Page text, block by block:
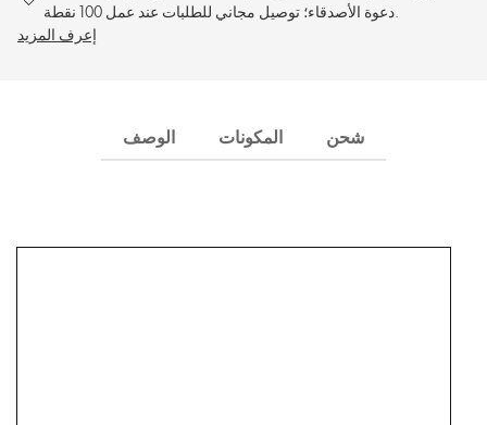
دعوة الأصدقاء؛ توصيل مجاني للطلبات عند عمل 100 نقطة.
إعرف المزيد
الوصف المكونات شحن